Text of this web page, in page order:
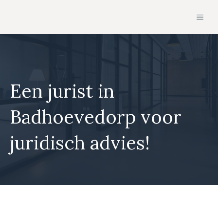
de
Een jurist in
Badhoevedorp voor
juridisch advies!